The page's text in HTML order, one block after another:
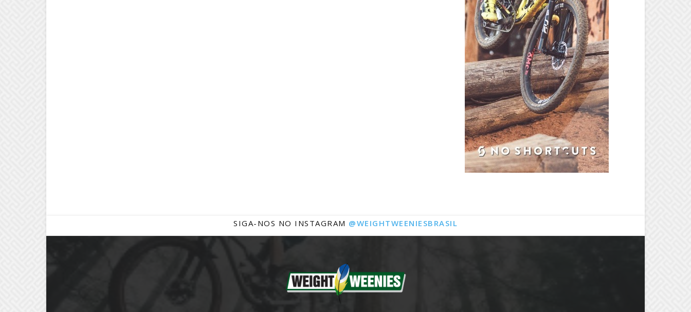
SIGA-NOS NO INSTAGRAM @WEIGHTWEENIESBRASIL